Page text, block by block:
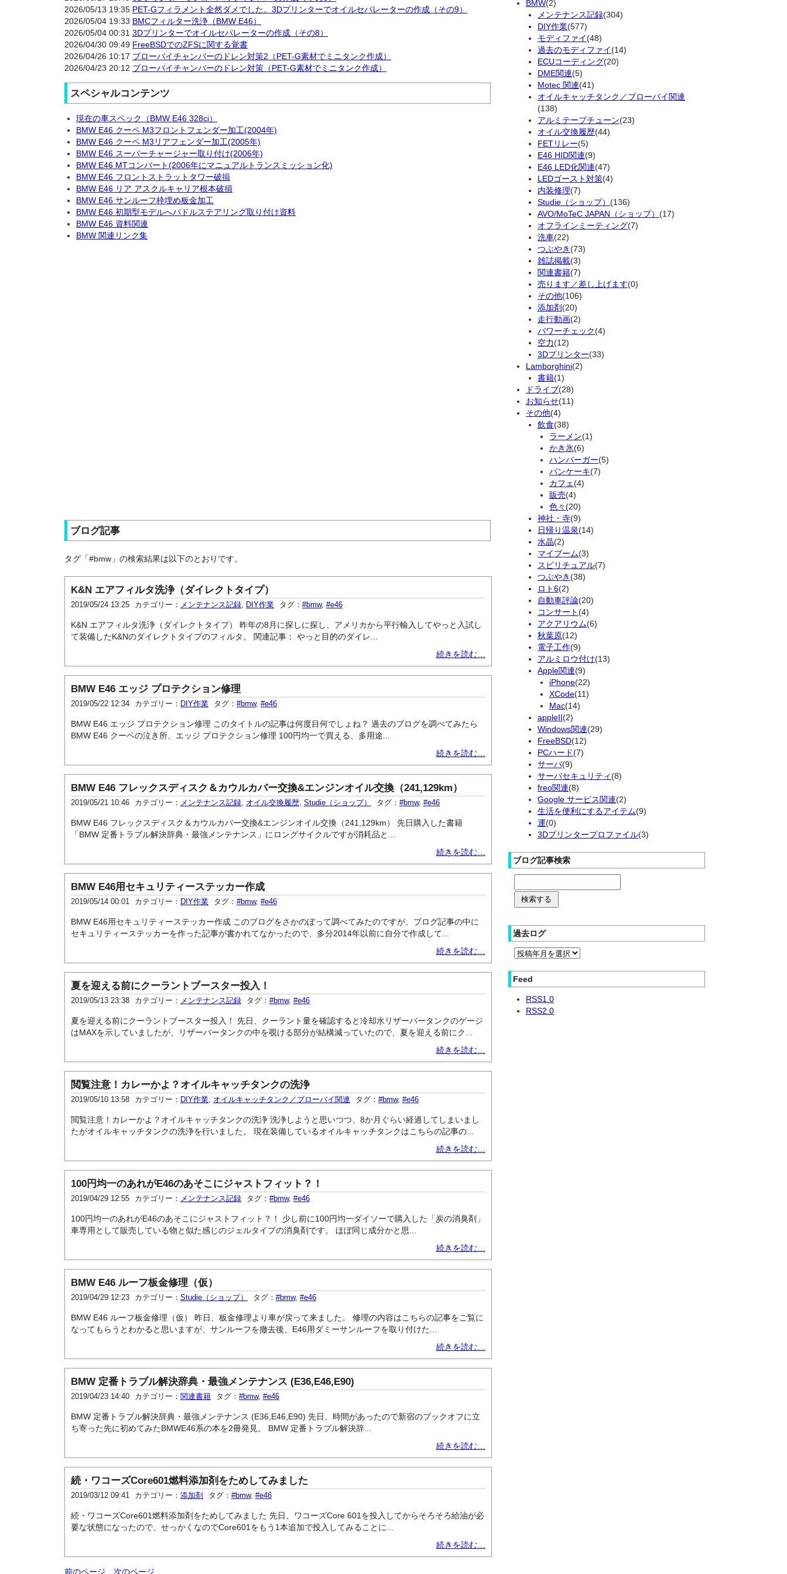
2026/05/13 19:35 PET-Gフィラメント全然ダメでした。3Dプリンターでオイルセパレーターの作成（その9）
2026/05/04 19:33 BMCフィルター洗浄（BMW E46）
2026/05/04 00:31 3Dプリンターでオイルセパレーターの作成（その8）
2026/04/30 09:49 FreeBSDでのZFSに関する覚書
2026/04/26 10:17 ブローバイチャンバーのドレン対策2（PET-G素材でミニタンク作成）
2026/04/23 20:12 ブローバイチャンバーのドレン対策（PET-G素材でミニタンク作成）
スペシャルコンテンツ
現在の車スペック（BMW E46 328ci）
BMW E46 クーペ M3フロントフェンダー加工(2004年)
BMW E46 クーペ M3リアフェンダー加工(2005年)
BMW E46 スーパーチャージャー取り付け(2006年)
BMW E46 MTコンバート(2006年にマニュアルトランスミッション化)
BMW E46 フロントストラットタワー破損
BMW E46 リア アスクルキャリア根本破損
BMW E46 サンルーフ枠埋め板金加工
BMW E46 初期型モデルへパドルステアリング取り付け資料
BMW E46 資料関連
BMW 関連リンク集
ブログ記事
タグ「#bmw」の検索結果は以下のとおりです。
K&N エアフィルタ洗浄（ダイレクトタイプ）
2019/05/24 13:25 カテゴリー： メンテナンス記録, DIY作業 タグ： #bmw, #e46
K&N エアフィルタ洗浄（ダイレクトタイプ） 昨年の8月に探しに探し、アメリカから平行輸入してやっと入試し
て装備したK&Nのダイレクトタイプのフィルタ。 関連記事： やっと目的のダイレ...
続きを読む…
BMW E46 エッジ プロテクション修理
2019/05/22 12:34 カテゴリー： DIY作業 タグ： #bmw, #e46
BMW E46 エッジ プロテクション修理 このタイトルの記事は何度目何でしょね？ 過去のブログを調べてみたら
BMW E46 クーペの泣き所、エッジ プロテクション修理 100円均一で買える、多用途...
続きを読む…
BMW E46 フレックスディスク＆カウルカバー交換&エンジンオイル交換（241,129km）
2019/05/21 10:46 カテゴリー： メンテナンス記録, オイル交換履歴, Studie（ショップ） タグ： #bmw, #e46
BMW E46 フレックスディスク＆カウルカバー交換&エンジンオイル交換（241,129km） 先日購入した書籍
「BMW 定番トラブル解決辞典・最強メンテナンス」にロングサイクルですが消耗品と...
続きを読む…
BMW E46用セキュリティーステッカー作成
2019/05/14 00:01 カテゴリー： DIY作業 タグ： #bmw, #e46
BMW E46用セキュリティーステッカー作成 このブログをさかのぼって調べてみたのですが、ブログ記事の中に
セキュリティーステッカーを作った記事が書かれてなかったので、多分2014年以前に自分で作成して...
続きを読む…
夏を迎える前にクーラントブースター投入！
2019/05/13 23:38 カテゴリー： メンテナンス記録 タグ： #bmw, #e46
夏を迎える前にクーラントブースター投入！ 先日、クーラント量を確認すると冷却水リザーバータンクのゲージ
はMAXを示していましたが、リザーバータンクの中を覗ける部分が結構減っていたので、夏を迎える前にク...
続きを読む…
閲覧注意！カレーかよ？オイルキャッチタンクの洗浄
2019/05/10 13:58 カテゴリー： DIY作業, オイルキャッチタンク／ブローバイ関連 タグ： #bmw, #e46
閲覧注意！カレーかよ？オイルキャッチタンクの洗浄 洗浄しようと思いつつ、8か月ぐらい経過してしまいまし
たがオイルキャッチタンクの洗浄を行いました。 現在装備しているオイルキャッチタンクはこちらの記事の...
続きを読む…
100円均一のあれがE46のあそこにジャストフィット？！
2019/04/29 12:55 カテゴリー： メンテナンス記録 タグ： #bmw, #e46
100円均一のあれがE46のあそこにジャストフィット？！ 少し前に100円均一ダイソーで購入した「炭の消臭剤」
車専用として販売している物と似た感じのジェルタイプの消臭剤です。 ほぼ同じ成分かと思...
続きを読む…
BMW E46 ルーフ板金修理（仮）
2019/04/29 12:23 カテゴリー： Studie（ショップ） タグ： #bmw, #e46
BMW E46 ルーフ板金修理（仮） 昨日、板金修理より車が戻って来ました。 修理の内容はこちらの記事をご覧に
なってもらうとわかると思いますが、サンルーフを撤去後、E46用ダミーサンルーフを取り付けた...
続きを読む…
BMW 定番トラブル解決辞典・最強メンテナンス (E36,E46,E90)
2019/04/23 14:40 カテゴリー： 関連書籍 タグ： #bmw, #e46
BMW 定番トラブル解決辞典・最強メンテナンス (E36,E46,E90) 先日、時間があったので新宿のブックオフに立
ち寄った先に初めてみたBMWE46系の本を2冊発見。 BMW 定番トラブル解決辞...
続きを読む…
続・ワコーズCore601燃料添加剤をためしてみました
2019/03/12 09:41 カテゴリー： 添加剤 タグ： #bmw, #e46
続・ワコーズCore601燃料添加剤をためしてみました 先日、ワコーズCore 601を投入してからそろそろ給油が必
要な状態になったので、せっかくなのでCore601をもう1本追加で投入してみることに...
続きを読む…
前のページ 次のページ
BMW(2)
メンテナンス記録(304)
DIY作業(577)
モディファイ(48)
過去のモディファイ(14)
ECUコーディング(20)
DME関連(5)
Motec 関連(41)
オイルキャッチタンク／ブローバイ関連
(138)
アルミテープチューン(23)
オイル交換履歴(44)
FETリレー(5)
E46 HID関連(9)
E46 LED化関連(47)
LEDゴースト対策(4)
内装修理(7)
Studie（ショップ） (136)
AVO/MoTeC JAPAN（ショップ） (17)
オフラインミーティング(7)
洗車(22)
つぶやき(73)
雑誌掲載(3)
関連書籍(7)
売ります／差し上げます(0)
その他(106)
添加剤(20)
走行動画(2)
パワーチェック(4)
空力(12)
3Dプリンター(33)
Lamborghini(2)
書籍(1)
ドライブ(28)
お知らせ(11)
その他(4)
飲食(38)
ラーメン(1)
かき氷(6)
ハンバーガー(5)
パンケーキ(7)
カフェ(4)
販売(4)
色々(20)
神社・寺(9)
日帰り温泉(14)
水晶(2)
マイブーム(3)
スピリチュアル(7)
つぶやき(38)
ロト6(2)
自動車評論(20)
コンサート(4)
アクアリウム(6)
秋葉原(12)
電子工作(9)
アルミロウ付け(13)
Apple関連(9)
iPhone(22)
XCode(11)
Mac(14)
appleII(2)
Windows関連(29)
FreeBSD(12)
PCハード(7)
サーバ(9)
サーバセキュリティ(8)
freo関連(8)
Google サービス関連(2)
生活を便利にするアイテム(9)
運(0)
3Dプリンタープロファイル(3)
ブログ記事検索
過去ログ
Feed
RSS1.0
RSS2.0